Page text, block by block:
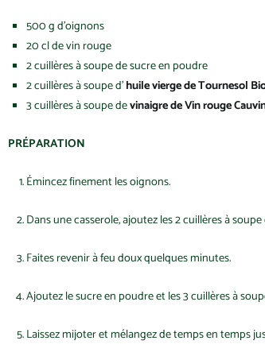
500 g d’oignons
20 cl de vin rouge
2 cuillères à soupe de sucre en poudre
2 cuillères à soupe d’huile vierge de Tournesol
3 cuillères à soupe devinaigre de Vin rouge
PRÉPARATION
Émincez finement les oignons.
Dans une casserole, ajoutez les 2 cuillères à soupe
Faites revenir à feu doux quelques minutes.
Ajoutez le sucre en poudre et les 3 cuillères à
Laissez mijoter et mélangez de temps en temps